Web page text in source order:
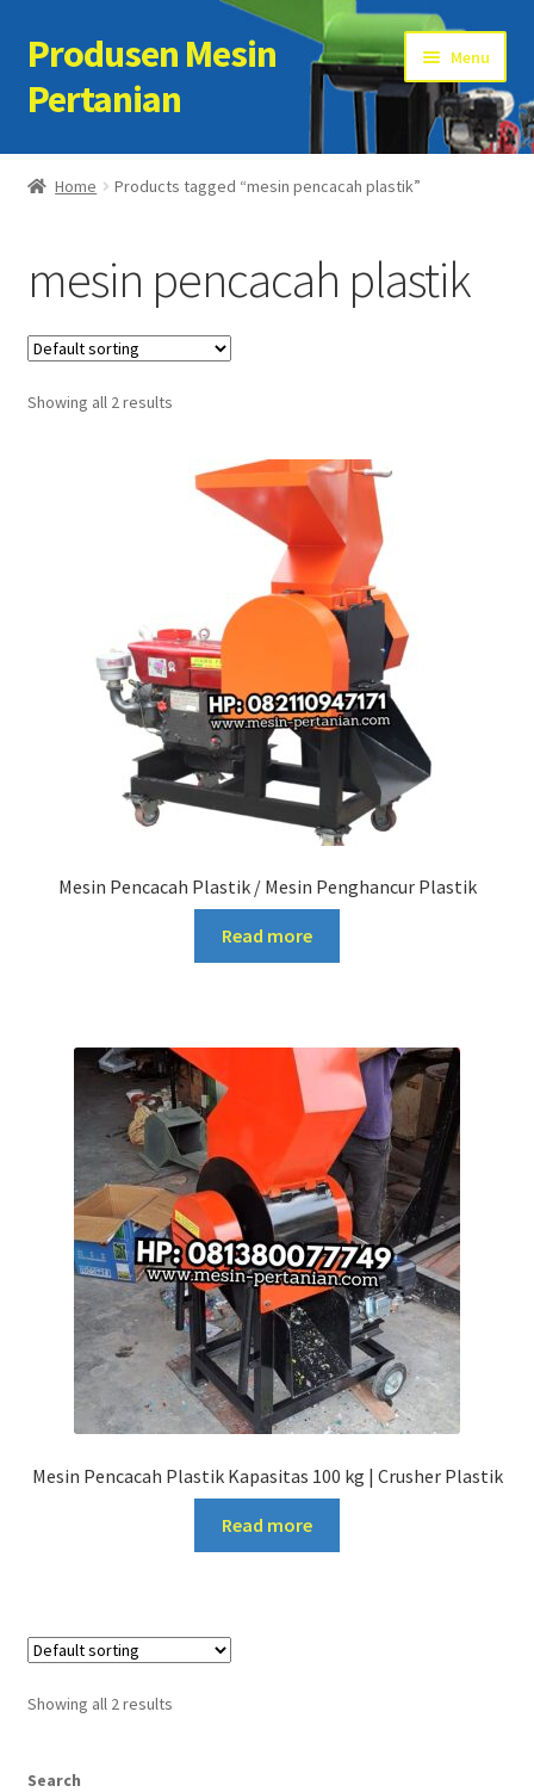
Skip
to
navigation
Skip
to
content
Produsen Mesin
Pertanian
Menu
Home
Cart
Checkout
Kontak Kami
Home Products tagged “mesin pencacah plastik”
mesin pencacah plastik
Showing all 2 results
Mesin Pencacah Plastik / Mesin Penghancur Plastik
Read more
Mesin Pencacah Plastik Kapasitas 100 kg | Crusher Plastik
Read more
Showing all 2 results
Search